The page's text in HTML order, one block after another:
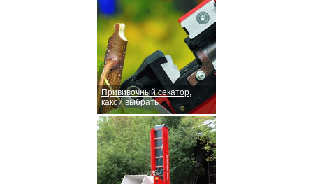
Прививочный секатор,
какой выбрать